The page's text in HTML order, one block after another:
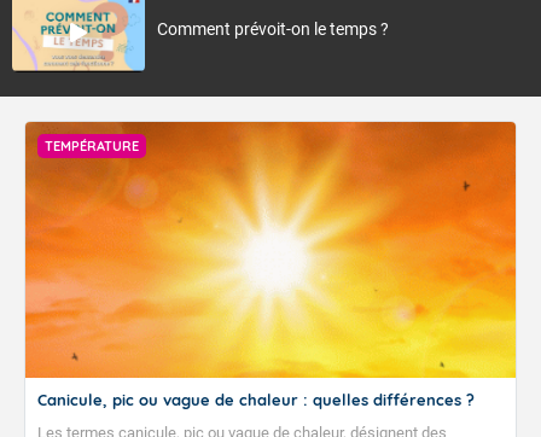
Comment prévoit-on le temps ?
TEMPÉRATURE
Canicule, pic ou vague de chaleur : quelles différences ?
Les termes canicule, pic ou vague de chaleur, désignent des